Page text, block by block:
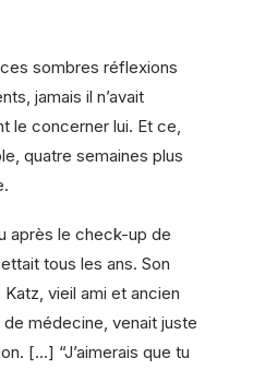
sombres réflexions
jamais il n’avait
le concerner lui. Et ce,
quatre semaines plus
après le check-up de
tous les ans. Son
vieil ami et ancien
médecine, venait juste
[…] “J’aimerais que tu